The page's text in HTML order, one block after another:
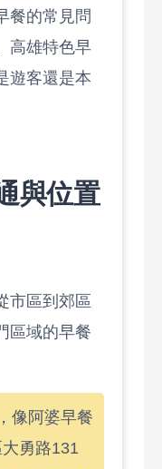
餐的常見問
高雄特色早
遊客還是本
與位置
市區到郊區
區域的早餐
像阿婆早餐
勇路131